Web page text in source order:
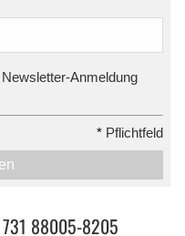
Anmeldung
* Pflichtfeld
731 88005-8205